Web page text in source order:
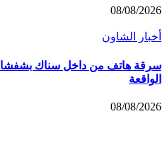
08/08/2026
أخبار الشاون
سرقة هاتف من داخل سناك
الواقعة
08/08/2026